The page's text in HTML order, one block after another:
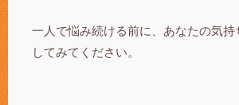
一人で悩み続ける前に、あなたの気
してみてください。